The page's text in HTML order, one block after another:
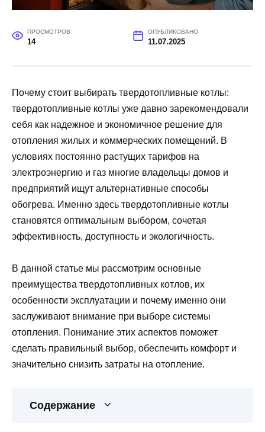
ПРОСМОТРОВ
14
ОПУБЛИКОВАНО
11.07.2025
Почему стоит выбирать твердотопливные котлы:
твердотопливные котлы уже давно зарекомендовали
себя как надежное и экономичное решение для
отопления жилых и коммерческих помещений. В
условиях постоянно растущих тарифов на
электроэнергию и газ многие владельцы домов и
предприятий ищут альтернативные способы
обогрева. Именно здесь твердотопливные котлы
становятся оптимальным выбором, сочетая
эффективность, доступность и экологичность.
В данной статье мы рассмотрим основные
преимущества твердотопливных котлов, их
особенности эксплуатации и почему именно они
заслуживают внимание при выборе системы
отопления. Понимание этих аспектов поможет
сделать правильный выбор, обеспечить комфорт и
значительно снизить затраты на отопление.
Содержание